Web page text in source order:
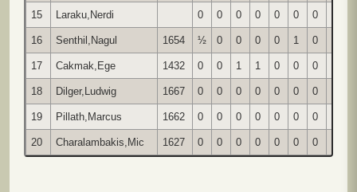
15 Laraku,Nerdi 0 0 0 0 0 0 0
16 Senthil,Nagul 1654 ½ 0 0 0 0 1 0
17 Cakmak,Ege 1432 0 0 1 1 0 0 0
18 Dilger,Ludwig 1667 0 0 0 0 0 0 0
19 Pillath,Marcus 1662 0 0 0 0 0 0 0
20 Charalambakis,Mic 1627 0 0 0 0 0 0 0